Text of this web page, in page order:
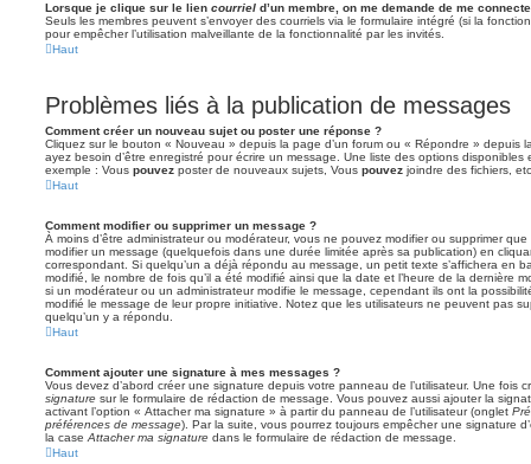
Lorsque je clique sur le lien courriel d’un membre, on me demande de me
Seuls les membres peuvent s’envoyer des courriels via le formulaire intégré (si la
pour empêcher l’utilisation malveillante de la fonctionnalité par les invités.
Haut
Problèmes liés à la publication de messages
Comment créer un nouveau sujet ou poster une réponse ?
Cliquez sur le bouton « Nouveau » depuis la page d’un forum ou « Répondre » depuis
ayez besoin d’être enregistré pour écrire un message. Une liste des options
exemple : Vous pouvez poster de nouveaux sujets, Vous pouvez joindre des fichiers,
Haut
Comment modifier ou supprimer un message ?
À moins d’être administrateur ou modérateur, vous ne pouvez modifier ou supprimer
modifier un message (quelquefois dans une durée limitée après sa publication) en
correspondant. Si quelqu’un a déjà répondu au message, un petit texte s’affichera en
modifié, le nombre de fois qu’il a été modifié ainsi que la date et l’heure de la dernière
si un modérateur ou un administrateur modifie le message, cependant ils ont la
modifié le message de leur propre initiative. Notez que les utilisateurs ne peuvent pas
quelqu’un y a répondu.
Haut
Comment ajouter une signature à mes messages ?
Vous devez d’abord créer une signature depuis votre panneau de l’utilisateur. Une fois
signature sur le formulaire de rédaction de message. Vous pouvez aussi ajouter la
activant l’option « Attacher ma signature » à partir du panneau de l’utilisateur (onglet
préférences de message). Par la suite, vous pourrez toujours empêcher une signature
la case Attacher ma signature dans le formulaire de rédaction de message.
Haut